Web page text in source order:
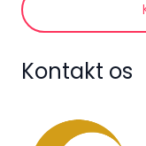
Kontakt os